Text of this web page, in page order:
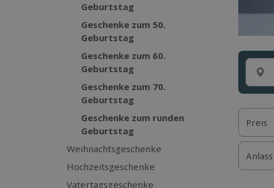
Geburtstag
Geschenke zum 50.
Geburtstag
Geschenke zum 60.
Geburtstag
Geschenke zum 70.
Geburtstag
Geschenke zum runden
Geburtstag
Weihnachtsgeschenke
Hochzeitsgeschenke
Vatertagsgeschenke
Preis
Anlass